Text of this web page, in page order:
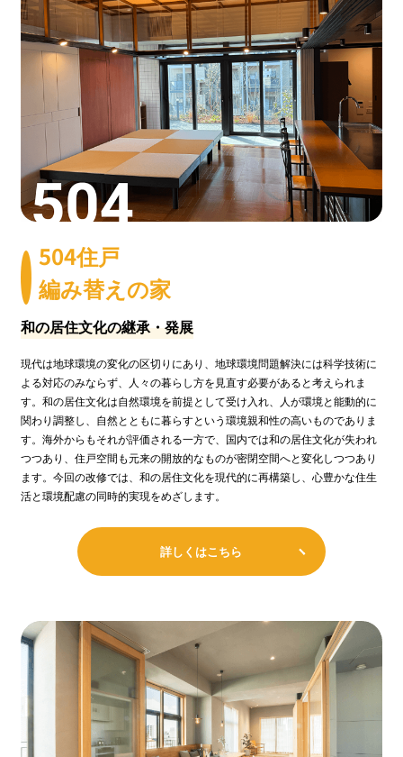
お問い合わせ English
504住戸
編み替えの家
和の居住文化の継承・発展
現代は地球環境の変化の区切りにあり、地球環境問題解決には科学技術に
よる対応のみならず、人々の暮らし方を見直す必要があると考えられま
す。和の居住文化は自然環境を前提として受け入れ、人が環境と能動的に
関わり調整し、自然とともに暮らすという環境親和性の高いものでありま
す。海外からもそれが評価される一方で、国内では和の居住文化が失われ
つつあり、住戸空間も元来の開放的なものが密閉空間へと変化しつつあり
ます。今回の改修では、和の居住文化を現代的に再構築し、心豊かな住生
活と環境配慮の同時的実現をめざします。
詳しくはこちら